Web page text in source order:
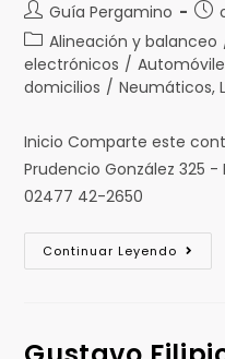
Guía Pergamino
Alineación y balanceo
electrónicos /
domicilios / Neumáticos,
Inicio Comparte este
Prudencio González 325
02477 42-2650
Continuar Leyendo